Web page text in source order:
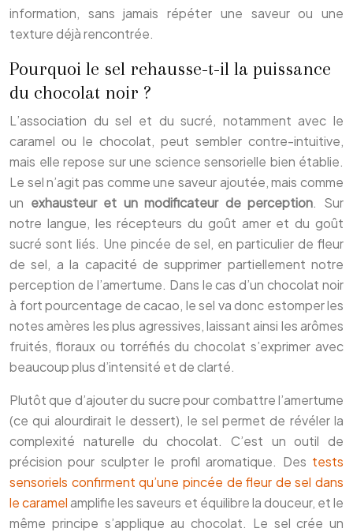
information, sans jamais répéter une saveur ou une
texture déjà rencontrée.
Pourquoi le sel rehausse-t-il la puissance
du chocolat noir ?
L’association du sel et du sucré, notamment avec le
caramel ou le chocolat, peut sembler contre-intuitive,
mais elle repose sur une science sensorielle bien établie.
Le sel n’agit pas comme une saveur ajoutée, mais comme
un exhausteur et un modificateur de perception. Sur
notre langue, les récepteurs du goût amer et du goût
sucré sont liés. Une pincée de sel, en particulier de fleur
de sel, a la capacité de supprimer partiellement notre
perception de l’amertume. Dans le cas d’un chocolat noir
à fort pourcentage de cacao, le sel va donc estomper les
notes amères les plus agressives, laissant ainsi les arômes
fruités, floraux ou torréfiés du chocolat s’exprimer avec
beaucoup plus d’intensité et de clarté.
Plutôt que d’ajouter du sucre pour combattre l’amertume
(ce qui alourdirait le dessert), le sel permet de révéler la
complexité naturelle du chocolat. C’est un outil de
précision pour sculpter le profil aromatique. Des tests
sensoriels confirment qu’une pincée de fleur de sel dans
le caramelamplifie les saveurs et équilibre la douceur, et le
même principe s’applique au chocolat. Le sel crée un